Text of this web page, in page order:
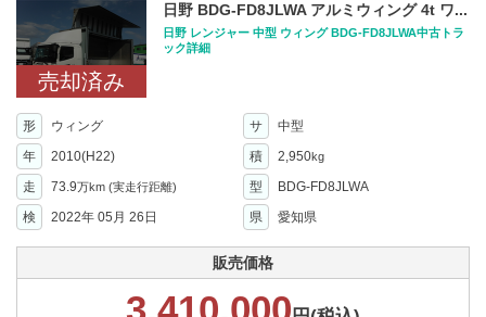
売却済み
日野 BDG-FD8JLWA アルミウィング 4t ワ...
日野 レンジャー 中型 ウィング BDG-FD8JLWA中古トラ
ック詳細
形 ウィング サ
中型
年
2010(H22) 積 2,950kg
走 73.9万km (実走行距離) 型
BDG-FD8JLWA
検
2022年 05月 26日 県 愛知県
販売価格